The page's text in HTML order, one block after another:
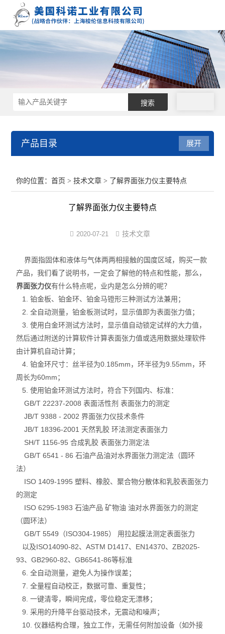
产品目录
水滴角测量仪
位移及其控制系统
光谱色谱分析仪器
TOF相机（Time of Flight）
展开
你的位置：首页 >技术文章 > 了解界面张力仪主要特点
了解界面张力仪主要特点
2020-07-21 技术文章
界面指固体和液体与气体两两相接触的国度区域，购买一款
产品，我们看了说明书，一定会了解他的特点和性能，那么，
界面张力仪有什么特点呢，业内是怎么分辨的呢？
1. 铂金板、铂金环、铂金马镫形三种测试方法兼用；
2. 全自动测量，铂金板测试时，显示值即为表面张力值；
3. 使用白金环测试方法时，显示值自动锁定试样的大力值，
然后通过附送的计算软件计算表面张力值或选用数据处理软件
由计算机自动计算；
4. 铂金环尺寸：丝半径为0.185mm，环半径为9.55mm，环
周长为60mm；
5. 使用铂金环测试方法时，符合下列国内、标准：
GB/T 22237-2008 表面活性剂 表面张力的测定
JB/T 9388 - 2002 界面张力仪技术条件
JB/T 18396-2001 天然乳胶 环法测定表面张力
SH/T 1156-95 合成乳胶 表面张力测定法
GB/T 6541 - 86 石油产品油对水界面张力测定法（圆环
法）
ISO 1409-1995 塑料、橡胶、聚合物分散体和乳胶表面张力
的测定
ISO 6295-1983 石油产品 矿物油 油对水界面张力的测定
（圆环法）
GB/T 5549（ISO304-1985） 用拉起膜法测定表面张力
以及ISO14090-82、ASTM D1417、EN14370、ZB2025-
93、GB2960-82、GB6541-86等标准
6. 全自动测量，避免人为操作误差；
7. 全量程自动校正，数据可靠、重复性；
8. 一键清零，瞬间完成，零位稳定无漂移；
9. 采用的升降平台驱动技术，无震动和噪声；
10. 仪器结构合理，独立工作，无需任何附加设备（如外接